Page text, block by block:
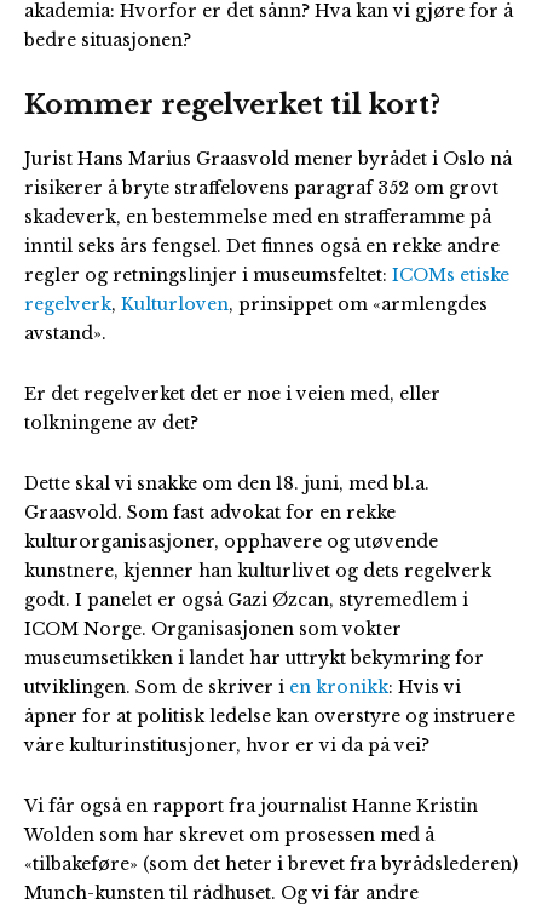
akademia: Hvorfor er det sånn? Hva kan vi gjøre for å
bedre situasjonen?
Kommer regelverket til kort?
Jurist Hans Marius Graasvold mener byrådet i Oslo nå
risikerer å bryte straffelovens paragraf 352 om grovt
skadeverk, en bestemmelse med en strafferamme på
inntil seks års fengsel. Det finnes også en rekke andre
regler og retningslinjer i museumsfeltet: ICOMs etiske
regelverk, Kulturloven, prinsippet om «armlengdes
avstand».
Er det regelverket det er noe i veien med, eller
tolkningene av det?
Dette skal vi snakke om den 18. juni, med bl.a.
Graasvold. Som fast advokat for en rekke
kulturorganisasjoner, opphavere og utøvende
kunstnere, kjenner han kulturlivet og dets regelverk
godt. I panelet er også Gazi Øzcan, styremedlem i
ICOM Norge. Organisasjonen som vokter
museumsetikken i landet har uttrykt bekymring for
utviklingen. Som de skriver i en kronikk: Hvis vi
åpner for at politisk ledelse kan overstyre og instruere
våre kulturinstitusjoner, hvor er vi da på vei?
Vi får også en rapport fra journalist Hanne Kristin
Wolden som har skrevet om prosessen med å
«tilbakeføre» (som det heter i brevet fra byrådslederen)
Munch-kunsten til rådhuset. Og vi får andre